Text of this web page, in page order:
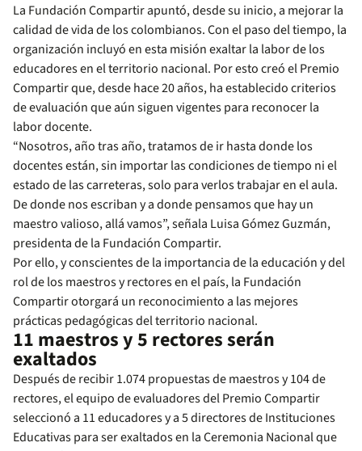
La Fundación Compartir apuntó, desde su inicio, a mejorar la
calidad de vida de los colombianos. Con el paso del tiempo, la
organización incluyó en esta misión exaltar la labor de los
educadores en el territorio nacional. Por esto creó el Premio
Compartir que, desde hace 20 años, ha establecido criterios
de evaluación que aún siguen vigentes para reconocer la
labor docente.
“Nosotros, año tras año, tratamos de ir hasta donde los
docentes están, sin importar las condiciones de tiempo ni el
estado de las carreteras, solo para verlos trabajar en el aula.
De donde nos escriban y a donde pensamos que hay un
maestro valioso, allá vamos”, señala Luisa Gómez Guzmán,
presidenta de la Fundación Compartir.
Por ello, y conscientes de la importancia de la educación y del
rol de los maestros y rectores en el país, la Fundación
Compartir otorgará un reconocimiento a las mejores
prácticas pedagógicas del territorio nacional.
11 maestros y 5 rectores serán
exaltados
Después de recibir 1.074 propuestas de maestros y 104 de
rectores, el equipo de evaluadores del Premio Compartir
seleccionó a 11 educadores y a 5 directores de Instituciones
Educativas para ser exaltados en la Ceremonia Nacional que